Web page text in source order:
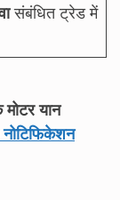
संबंधित ट्रेड में
यान
नोटिफिकेशन